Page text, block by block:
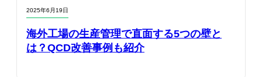
2025年6月19日
海外工場の生産管理で直面する5つの壁と
は？QCD改善事例も紹介